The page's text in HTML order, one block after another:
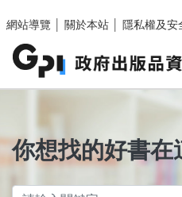
網站導覽
關於本站 隱私權及安
你想找的好書在